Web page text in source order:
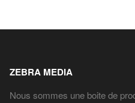
ZEBRA MEDIA
Nous sommes une boite de